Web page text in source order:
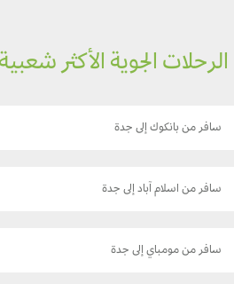
الرحلات الجوية الأكثر
سافر من بانكوك إلى جدة
سافر من اسلام آباد إلى جدة
سافر من مومباي إلى جدة